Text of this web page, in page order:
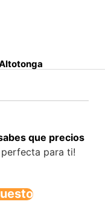
que precios
para ti!